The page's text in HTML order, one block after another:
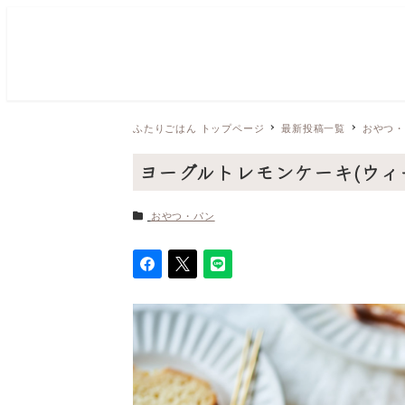
ふたりごはん トップページ 最新投稿一覧 おやつ
ヨーグルトレモンケーキ(ウ
カテゴリー
おやつ・パン